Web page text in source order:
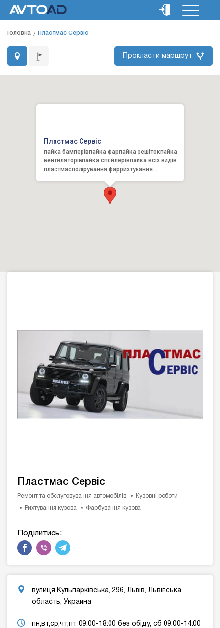
Головна Пластмас Сервіс
Прокласти маршрут
Пластмас Сервіс
пайка бамперівпайка фарпайка решітокпайка
вентиляторівпайка спойлерівпайка всіх видів
пластмасполірування фаррихтування
Пластмас Сервіс
Ремонт та обслуговування автомобілів Кузовні роботи
Рихтування кузова Фарбування кузова
Поділитись:
вулиця Кульпарківська, 296, Львів, Львівська
область, Украина
пн,вт,ср,чт,пт 09:00-18:00 без обіду, сб 09:00-14:00